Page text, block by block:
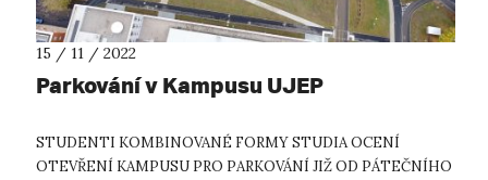
15 / 11 / 2022
Parkování v Kampusu UJEP
STUDENTI KOMBINOVANÉ FORMY STUDIA OCENÍ
OTEVŘENÍ KAMPUSU PRO PARKOVÁNÍ JIŽ OD PÁTEČNÍHO